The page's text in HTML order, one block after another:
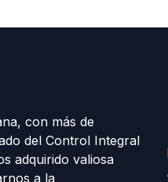
con más de
del Control Integral
adquirido valiosa
a la